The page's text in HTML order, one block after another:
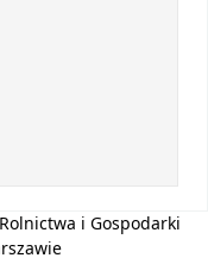
i Gospodarki